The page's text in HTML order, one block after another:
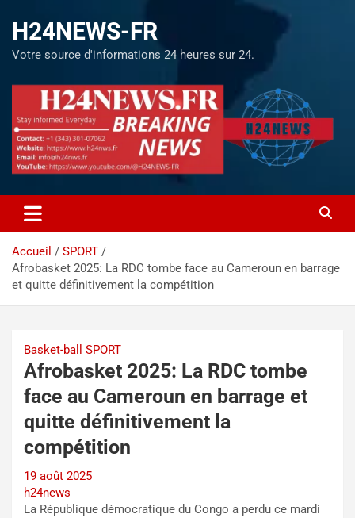
H24NEWS-FR
Votre source d'informations 24 heures sur 24.
Accueil
SPORT
Afrobasket 2025: La RDC tombe face au Cameroun en barrage
et quitte définitivement la compétition
Basket-ball SPORT
Afrobasket 2025: La RDC tombe
face au Cameroun en barrage et
quitte définitivement la
compétition
19 août 2025
h24news
La République démocratique du Congo a perdu ce mardi